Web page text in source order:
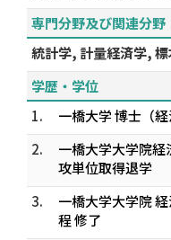
専門分野及び関連分野
統計学, 計量経済学,
学歴・学位
1.
一橋大学 博士（経
2.
一橋大学大学院
攻単位取得退学
3.
一橋大学大学院
程 修了